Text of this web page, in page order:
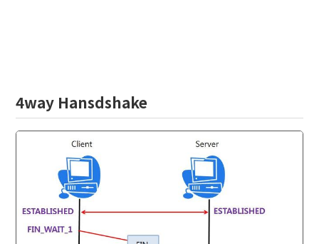
4way Hansdshake